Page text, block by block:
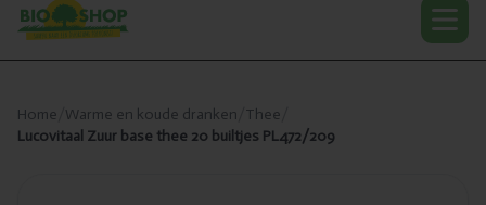
Home Warme en koude dranken Thee
Lucovitaal Zuur base thee 20 builtjes PL472/209